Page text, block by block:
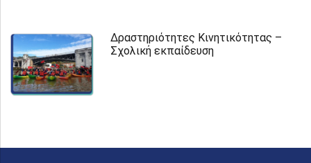
Δραστηριότητες Κινητικότητας –
Σχολική εκπαίδευση